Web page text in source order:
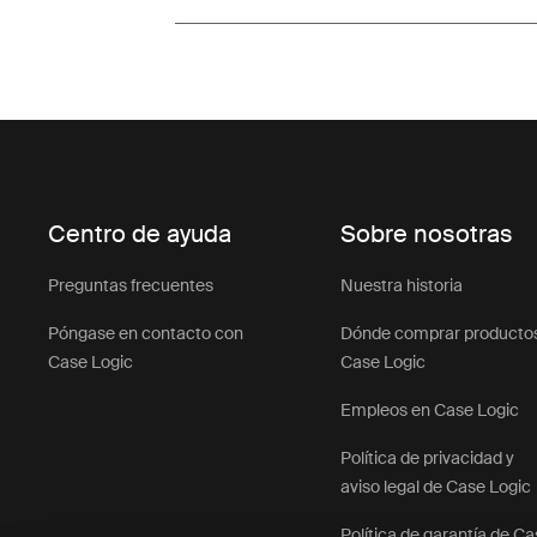
Centro de ayuda
Preguntas frecuentes
Póngase en contacto con
Case Logic
Sobre nosotras
Nuestra historia
Dónde comprar
Case Logic
Empleos en Case Logic
Política de privacidad y
aviso legal de Case Logic